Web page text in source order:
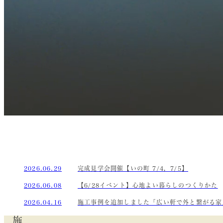
2026.06.29 完成見学会開催【いの町 7/4，7/5】
2026.06.08 【6/28イベント】心地よい暮らしのつくりかた
2026.04.16 施工事例を追加しました「広い軒で外と繋がる